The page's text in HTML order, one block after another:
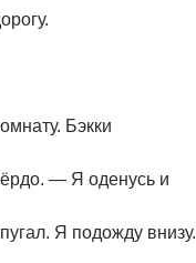
Бэкки
— Я оденусь и
Я подожду внизу.